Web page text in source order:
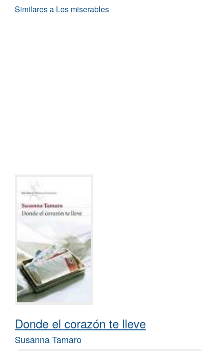
Similares a Los miserables
Donde el corazón te lleve
Susanna Tamaro